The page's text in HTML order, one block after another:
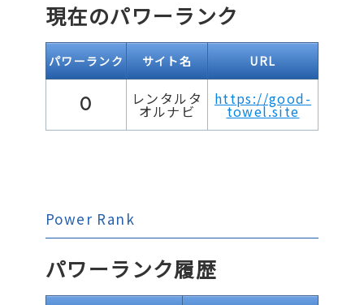
現在のパワーランク
パワーランク サイト名 URL
0 レンタルタ
オルナビ
https://good-
towel.site
Power Rank
パワーランク履歴